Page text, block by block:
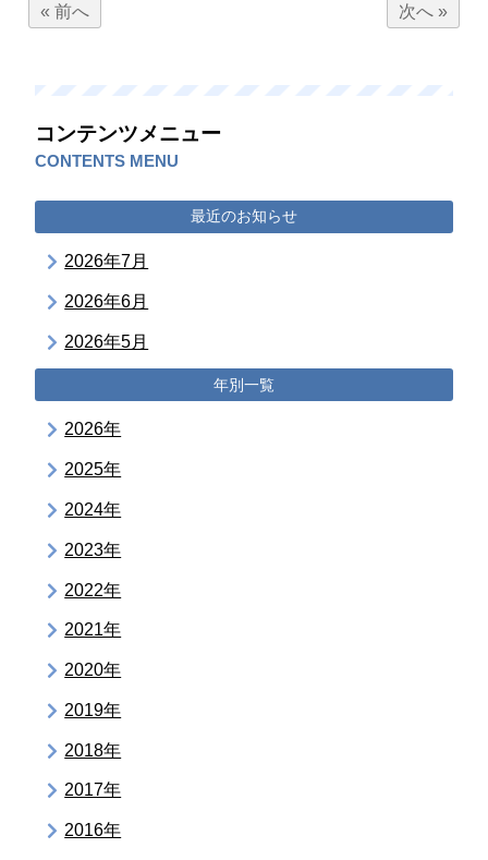
« 前へ 次へ »
コンテンツメニュー
CONTENTS MENU
最近のお知らせ
2026年7月
2026年6月
2026年5月
年別一覧
2026年
2025年
2024年
2023年
2022年
2021年
2020年
2019年
2018年
2017年
2016年